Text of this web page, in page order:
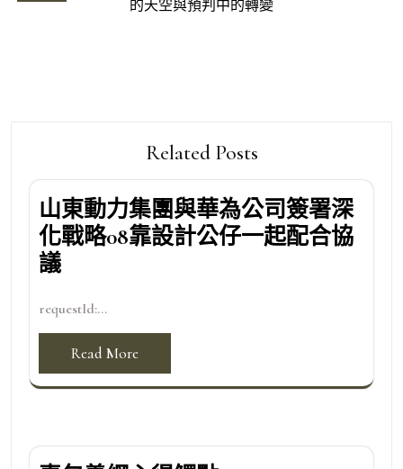
的天空與預判中的轉變
Related Posts
山東動力集團與華為公司簽署深
化戰略08靠設計公仔一起配合協
議
requestId:...
Read More